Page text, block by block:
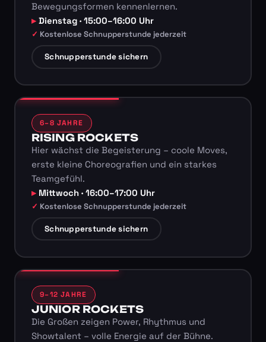
Bewegungsformen kennenlernen.
Dienstag · 15:00–16:00 Uhr
Kostenlose Schnupperstunde jederzeit
Schnupperstunde sichern
6–8 JAHRE
RISING ROCKETS
Hier wächst die Begeisterung – coole Moves,
erste kleine Choreografien und ein starkes
Teamgefühl.
Mittwoch · 16:00–17:00 Uhr
Kostenlose Schnupperstunde jederzeit
Schnupperstunde sichern
9–12 JAHRE
JUNIOR ROCKETS
Die Großen zeigen Power, Rhythmus und
Showtalent – volle Energie auf der Bühne.